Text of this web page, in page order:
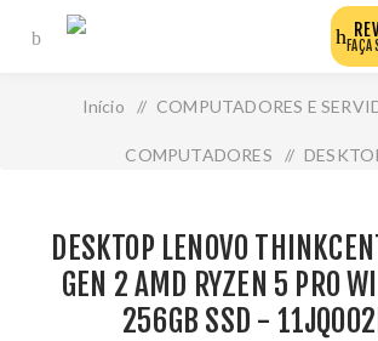
FAÇA
Início / COMPUTADORES E
COMPUTADORES /
Pro Win 11 8gb 256gb Ssd -
DESKTOP LENOVO
GEN 2 AMD RYZEN 5 PRO
256GB SSD -